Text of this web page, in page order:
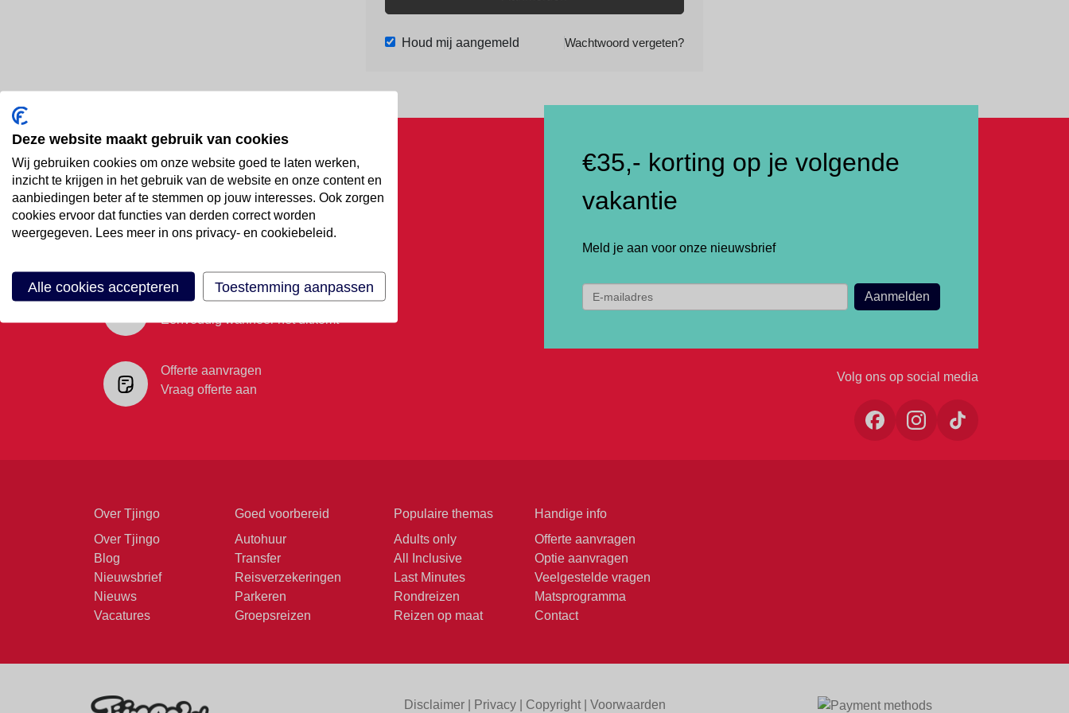
Houd mij aangemeld Wachtwoord vergeten?
Bel ons
088 66 55 999
Mail ons
Maak een afspraak
Eenvoudig wanneer het uitkomt
Offerte aanvragen
Vraag offerte aan
€35,- korting op je volgende
vakantie
Meld je aan voor onze nieuwsbrief
Volg ons op social media
Over Tjingo
Over Tjingo
Blog
Nieuwsbrief
Nieuws
Vacatures
Goed voorbereid
Autohuur
Transfer
Reisverzekeringen
Parkeren
Groepsreizen
Populaire themas
Adults only
All Inclusive
Last Minutes
Rondreizen
Reizen op maat
Handige info
Offerte aanvragen
Optie aanvragen
Veelgestelde vragen
Matsprogramma
Contact
Disclaimer| Privacy| Copyright| Voorwaarden
Deze website maakt gebruik van cookies
Wij gebruiken cookies om onze website goed te laten werken,
inzicht te krijgen in het gebruik van de website en onze content en
aanbiedingen beter af te stemmen op jouw interesses. Ook zorgen
cookies ervoor dat functies van derden correct worden
weergegeven. Lees meer in ons privacy- en cookiebeleid.
Alle cookies accepteren Toestemming aanpassen